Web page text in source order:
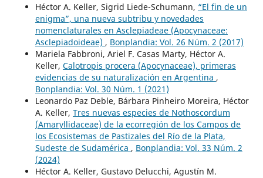
Héctor A. Keller, Sigrid Liede-Schumann, “El fin de un
enigma”, una nueva subtribu y novedades
nomenclaturales en Asclepiadeae (Apocynaceae:
Asclepiadoideae) , Bonplandia: Vol. 26 Núm. 2 (2017)
Mariela Fabbroni, Ariel F. Casas Marty, Héctor A.
Keller, Calotropis procera (Apocynaceae), primeras
evidencias de su naturalización en Argentina ,
Bonplandia: Vol. 30 Núm. 1 (2021)
Leonardo Paz Deble, Bárbara Pinheiro Moreira, Héctor
A. Keller, Tres nuevas especies de Nothoscordum
(Amaryllidaceae) de la ecorregión de los Campos de
los Ecosistemas de Pastizales del Río de la Plata,
Sudeste de Sudamérica , Bonplandia: Vol. 33 Núm. 2
(2024)
Héctor A. Keller, Gustavo Delucchi, Agustín M.